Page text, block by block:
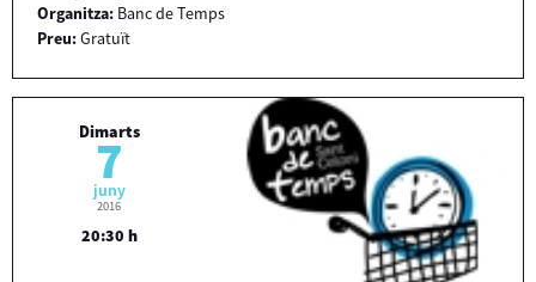
Organitza: Banc de Temps
Preu:Gratuït
Dimarts
7
juny
2016
20:30 h